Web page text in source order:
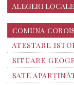
ALEGERI
COMUNA
ATESTARE
SITUARE
SATE